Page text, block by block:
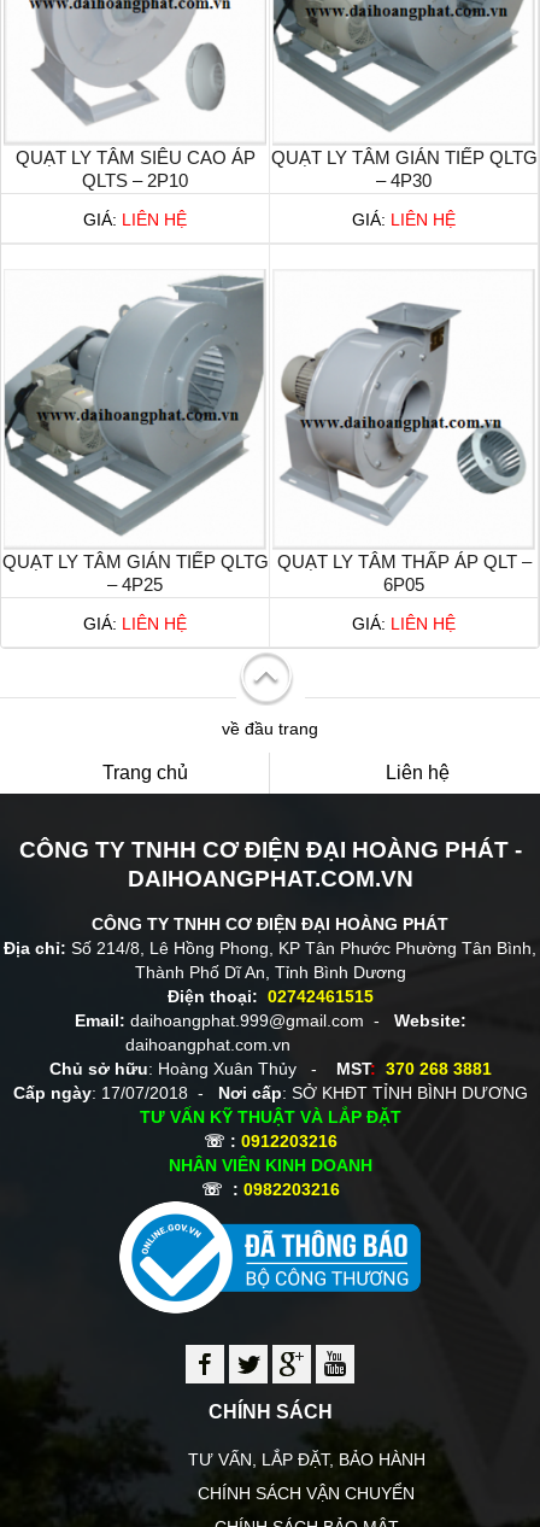
QUẠT LY TÂM SIÊU CAO ÁP
QLTS – 2P10
GIÁ: LIÊN HỆ
QUẠT LY TÂM GIÁN TIẾP QLTG
– 4P30
GIÁ: LIÊN HỆ
QUẠT LY TÂM GIÁN TIẾP QLTG
– 4P25
GIÁ: LIÊN HỆ
QUẠT LY TÂM THẤP ÁP QLT –
6P05
GIÁ: LIÊN HỆ
về đầu trang
Trang chủ Liên hệ
CÔNG TY TNHH CƠ ĐIỆN ĐẠI HOÀNG PHÁT -
DAIHOANGPHAT.COM.VN
CÔNG TY TNHH CƠ ĐIỆN ĐẠI HOÀNG PHÁT
Địa chỉ: Số 214/8, Lê Hồng Phong, KP Tân Phước Phường Tân Bình,
Thành Phố Dĩ An, Tỉnh Bình Dương
Điện thoại: 02742461515
Email: daihoangphat.999@gmail.com - Website:
daihoangphat.com.vn
Chủ sở hữu: Hoàng Xuân Thủy - MST: 370 268 3881
Cấp ngày: 17/07/2018 - Nơi cấp: SỞ KHĐT TỈNH BÌNH DƯƠNG
TƯ VẤN KỸ THUẬT VÀ LẮP ĐẶT
☏ : 0912203216
NHÂN VIÊN KINH DOANH
☏ : 0982203216
CHÍNH SÁCH
TƯ VẤN, LẮP ĐẶT, BẢO HÀNH
CHÍNH SÁCH VẬN CHUYỂN